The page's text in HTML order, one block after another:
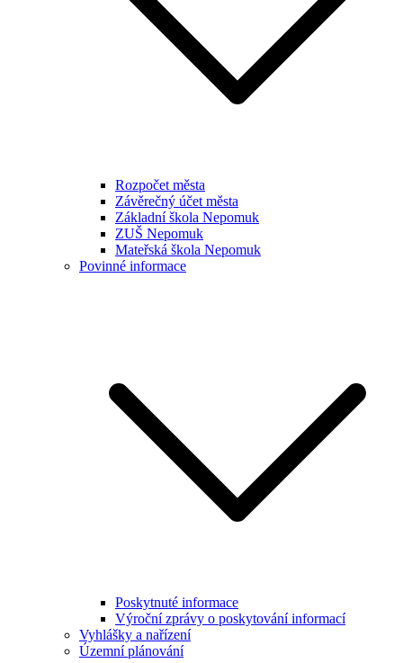
Rozpočet města
Závěrečný účet města
Základní škola Nepomuk
ZUŠ Nepomuk
Mateřská škola Nepomuk
Povinné informace
Poskytnuté informace
Výroční zprávy o poskytování informací
Vyhlášky a nařízení
Územní plánování